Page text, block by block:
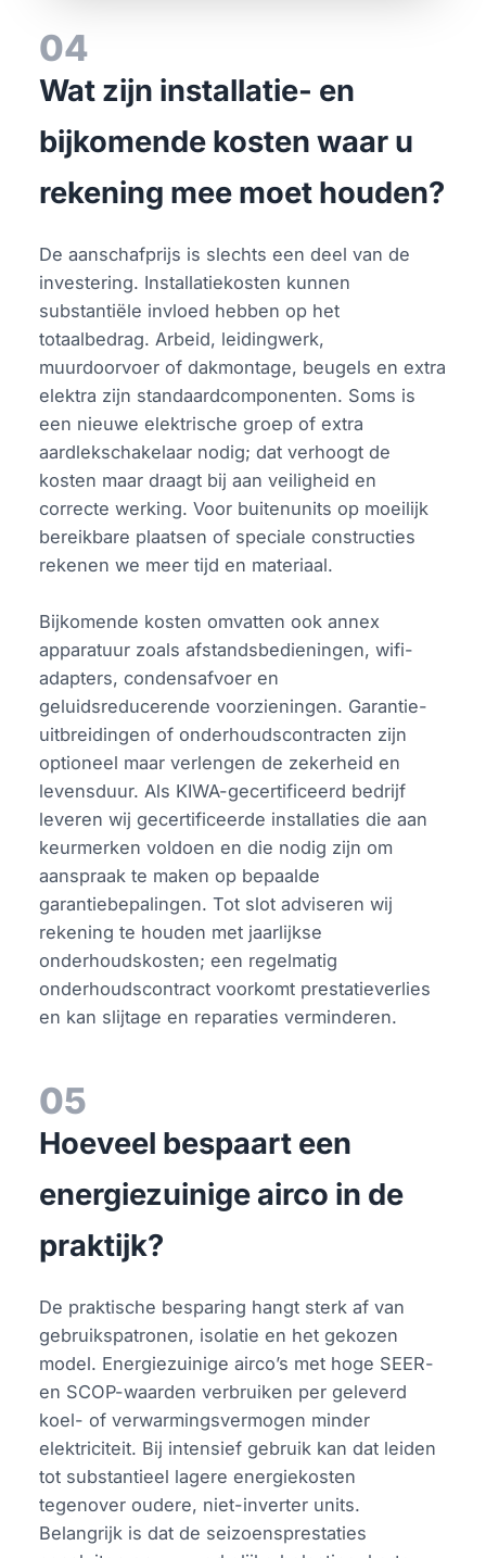
04
Wat zijn installatie- en
bijkomende kosten waar u
rekening mee moet houden?
De aanschafprijs is slechts een deel van de
investering. Installatiekosten kunnen
substantiële invloed hebben op het
totaalbedrag. Arbeid, leidingwerk,
muurdoorvoer of dakmontage, beugels en extra
elektra zijn standaardcomponenten. Soms is
een nieuwe elektrische groep of extra
aardlekschakelaar nodig; dat verhoogt de
kosten maar draagt bij aan veiligheid en
correcte werking. Voor buitenunits op moeilijk
bereikbare plaatsen of speciale constructies
rekenen we meer tijd en materiaal.
Bijkomende kosten omvatten ook annex
apparatuur zoals afstandsbedieningen, wifi-
adapters, condensafvoer en
geluidsreducerende voorzieningen. Garantie-
uitbreidingen of onderhoudscontracten zijn
optioneel maar verlengen de zekerheid en
levensduur. Als KIWA-gecertificeerd bedrijf
leveren wij gecertificeerde installaties die aan
keurmerken voldoen en die nodig zijn om
aanspraak te maken op bepaalde
garantiebepalingen. Tot slot adviseren wij
rekening te houden met jaarlijkse
onderhoudskosten; een regelmatig
onderhoudscontract voorkomt prestatieverlies
en kan slijtage en reparaties verminderen.
05
Hoeveel bespaart een
energiezuinige airco in de
praktijk?
De praktische besparing hangt sterk af van
gebruikspatronen, isolatie en het gekozen
model. Energiezuinige airco’s met hoge SEER-
en SCOP-waarden verbruiken per geleverd
koel- of verwarmingsvermogen minder
elektriciteit. Bij intensief gebruik kan dat leiden
tot substantieel lagere energiekosten
tegenover oudere, niet-inverter units.
Belangrijk is dat de seizoensprestaties